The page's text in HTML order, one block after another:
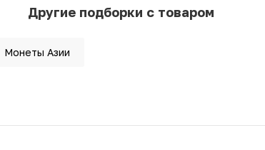
Другие подборки с товаром
Монеты Азии